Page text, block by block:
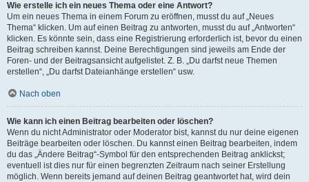
Wie erstelle ich ein neues Thema oder eine Antwort?
Um ein neues Thema in einem Forum zu eröffnen, musst du auf „Neues
Thema“ klicken. Um auf einen Beitrag zu antworten, musst du auf „Antworten“
klicken. Es könnte sein, dass eine Registrierung erforderlich ist, bevor du einen
Beitrag schreiben kannst. Deine Berechtigungen sind jeweils am Ende der
Foren- und der Beitragsansicht aufgelistet. Z. B. „Du darfst neue Themen
erstellen“, „Du darfst Dateianhänge erstellen“ usw.
Nach oben
Wie kann ich einen Beitrag bearbeiten oder löschen?
Wenn du nicht Administrator oder Moderator bist, kannst du nur deine eigenen
Beiträge bearbeiten oder löschen. Du kannst einen Beitrag bearbeiten, indem
du das „Ändere Beitrag“-Symbol für den entsprechenden Beitrag anklickst;
eventuell ist dies nur für einen begrenzten Zeitraum nach seiner Erstellung
möglich. Wenn bereits jemand auf deinen Beitrag geantwortet hat, wird dein